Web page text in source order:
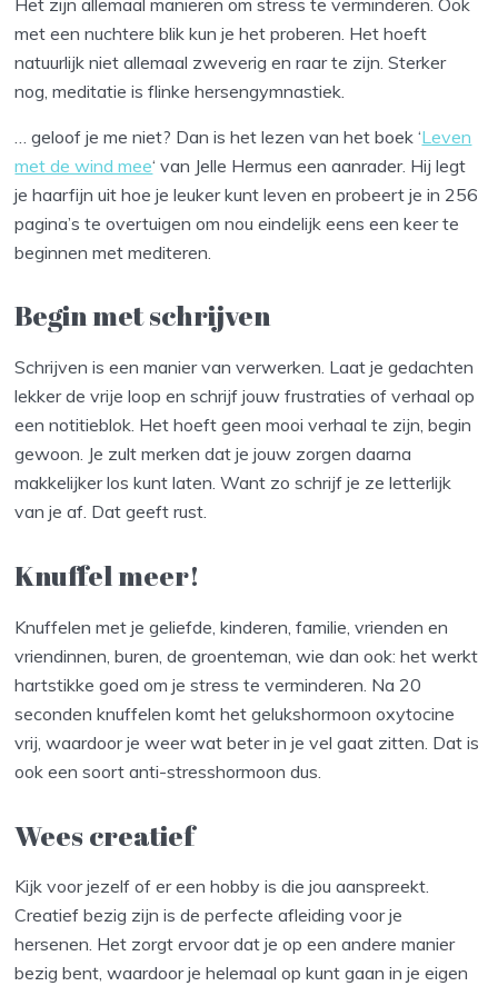
met een nuchtere blik kun je het proberen. Het hoeft
natuurlijk niet allemaal zweverig en raar te zijn. Sterker
nog, meditatie is flinke hersengymnastiek.
… geloof je me niet? Dan is het lezen van het boek ‘Leven
met de wind mee‘ van Jelle Hermus een aanrader. Hij legt
je haarfijn uit hoe je leuker kunt leven en probeert je in 256
pagina’s te overtuigen om nou eindelijk eens een keer te
beginnen met mediteren.
Begin met schrijven
Schrijven is een manier van verwerken. Laat je gedachten
lekker de vrije loop en schrijf jouw frustraties of verhaal op
een notitieblok. Het hoeft geen mooi verhaal te zijn, begin
gewoon. Je zult merken dat je jouw zorgen daarna
makkelijker los kunt laten. Want zo schrijf je ze letterlijk
van je af. Dat geeft rust.
Knuffel meer!
Knuffelen met je geliefde, kinderen, familie, vrienden en
vriendinnen, buren, de groenteman, wie dan ook: het werkt
hartstikke goed om je stress te verminderen. Na 20
seconden knuffelen komt het gelukshormoon oxytocine
vrij, waardoor je weer wat beter in je vel gaat zitten. Dat is
ook een soort anti-stresshormoon dus.
Wees creatief
Kijk voor jezelf of er een hobby is die jou aanspreekt.
Creatief bezig zijn is de perfecte afleiding voor je
hersenen. Het zorgt ervoor dat je op een andere manier
bezig bent, waardoor je helemaal op kunt gaan in je eigen